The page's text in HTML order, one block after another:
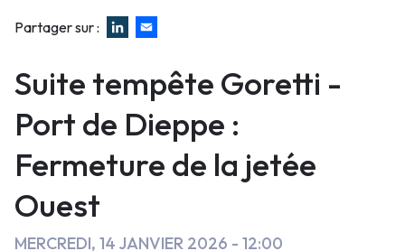
Fermeture
la
jetée
Ouest
Infos pratiques
Partager sur :
Suite tempête Goretti -
Port de Dieppe :
Fermeture de la jetée
Ouest
MERCREDI, 14 JANVIER 2026 - 12:00